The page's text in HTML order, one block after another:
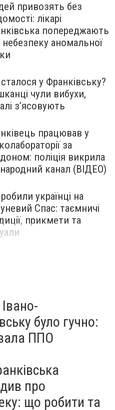
привозять без
лікарі
попереджають
небезпеку аномальної
у Франківську?
чули вибухи,
з’ясовують
працював у
за
поліція викрила
канал (ВІДЕО)
українці на
Спас: таємничі
прикмети та
було гучно:
ППО
про
що робити та